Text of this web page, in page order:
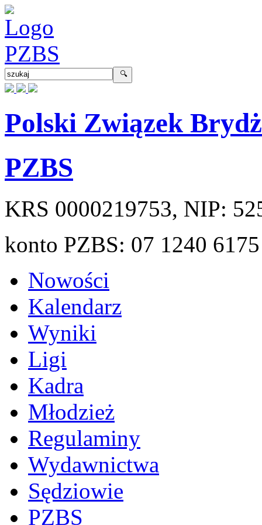
Polski Związek
PZBS
KRS 0000219753, NIP:
konto PZBS: 07 1240
Nowości
Kalendarz
Wyniki
Ligi
Kadra
Młodzież
Regulaminy
Wydawnictwa
Sędziowie
PZBS